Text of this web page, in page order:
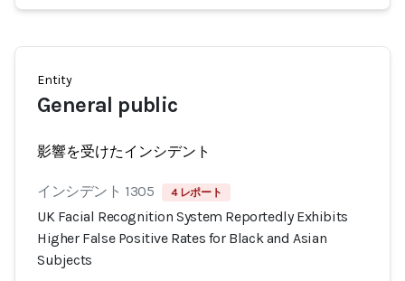
Entity
General public
影響を受けたインシデント
インシデント 1305 4 レポート
UK Facial Recognition System Reportedly Exhibits
Higher False Positive Rates for Black and Asian
Subjects